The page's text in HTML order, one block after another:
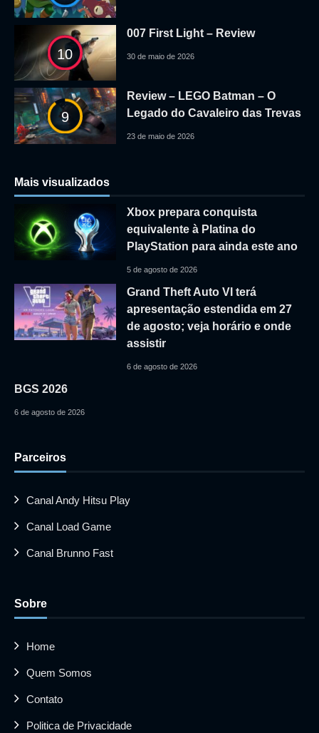
10
007 First Light – Review
30 de maio de 2026
9
Review – LEGO Batman – O
Legado do Cavaleiro das Trevas
23 de maio de 2026
Mais visualizados
Xbox prepara conquista
equivalente à Platina do
PlayStation para ainda este ano
5 de agosto de 2026
Grand Theft Auto VI terá
apresentação estendida em 27
de agosto; veja horário e onde
assistir
6 de agosto de 2026
BGS 2026
6 de agosto de 2026
Parceiros
Canal Andy Hitsu Play
Canal Load Game
Canal Brunno Fast
Sobre
Home
Quem Somos
Contato
Politica de Privacidade